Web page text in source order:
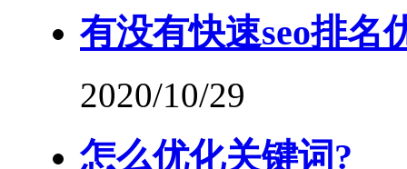
有没有快速seo排名
2020/10/29
怎么优化关键词?